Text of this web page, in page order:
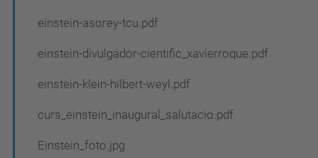
einstein-asorey-tcu.pdf
einstein-divulgador-cientific_xavierroque.pdf
einstein-klein-hilbert-weyl.pdf
curs_einstein_inaugural_salutacio.pdf
Einstein_foto.jpg